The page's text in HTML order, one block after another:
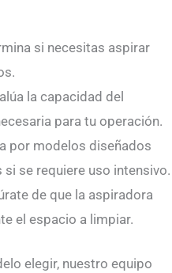
si necesitas aspirar
la capacidad del
para tu operación.
por modelos diseñados
se requiere uso intensivo.
de que la aspiradora
el espacio a limpiar.
elegir, nuestro equipo